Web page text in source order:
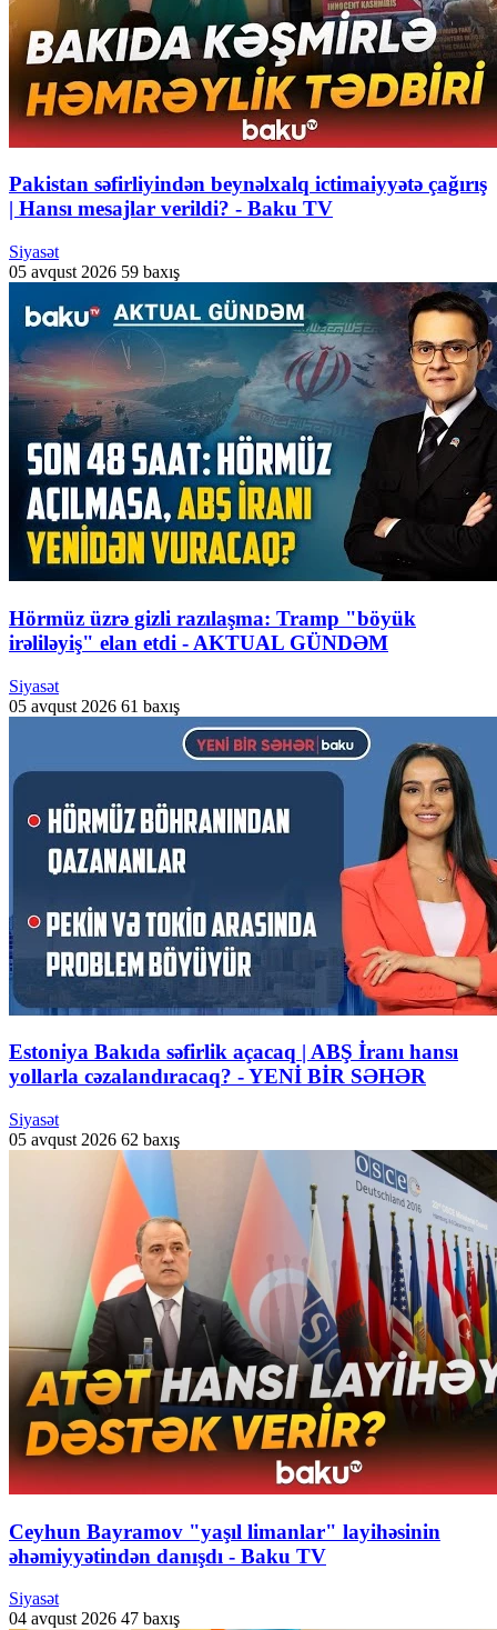
Pakistan səfirliyindən beynəlxalq ictimaiyyətə çağırış
| Hansı mesajlar verildi? - Baku TV
Siyasət
05 avqust 2026 59 baxış
Hörmüz üzrə gizli razılaşma: Tramp "böyük
irəliləyiş" elan etdi - AKTUAL GÜNDƏM
Siyasət
05 avqust 2026 61 baxış
Estoniya Bakıda səfirlik açacaq | ABŞ İranı hansı
yollarla cəzalandıracaq? - YENİ BİR SƏHƏR
Siyasət
05 avqust 2026 62 baxış
Ceyhun Bayramov "yaşıl limanlar" layihəsinin
əhəmiyyətindən danışdı - Baku TV
Siyasət
04 avqust 2026 47 baxış